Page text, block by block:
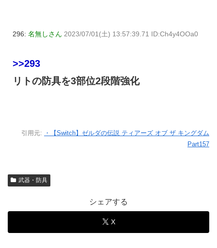
296: 名無しさん 2023/07/01(土) 13:57:39.71 ID:Ch4y4OOa0
>>293
リトの防具を3部位2段階強化
引用元:
・【Switch】ゼルダの伝説 ティアーズ オブ ザ キングダム
Part157
武器・防具
シェアする
X